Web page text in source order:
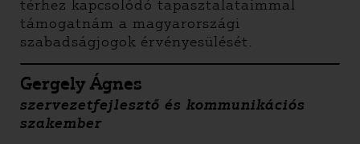
térhez kapcsolódó tapasztalataimmal
támogatnám a magyarországi
szabadságjogok érvényesülését.
Gergely Ágnes
szervezetfejlesztő és kommunikációs
szakember